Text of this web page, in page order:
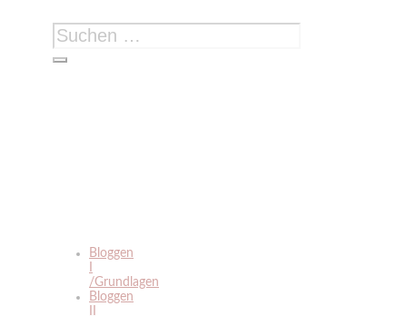
Suchen
nach:
Bloggen
/Grundlagen
Bloggen